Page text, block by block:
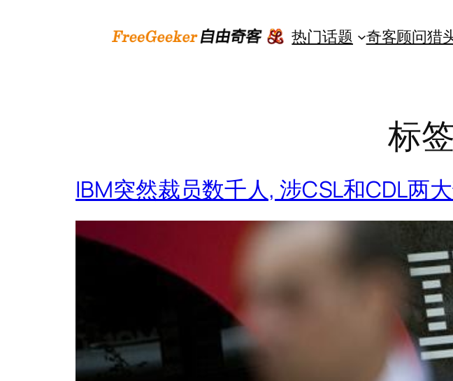
热门话题 奇客顾问猎
标
IBM突然裁员数千人, 涉CSL和CDL两